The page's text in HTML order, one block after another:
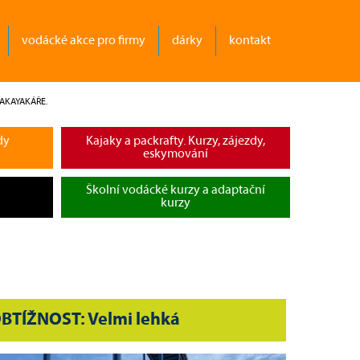
vodácké akce pro firmy dárky kontakt
Kajaky a packrafty. Kurzy, zájezdy,
eskymování
Školní vodácké kurzy a adaptační
kurzy
Velmi lehká